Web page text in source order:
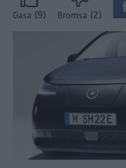
Gasa (9) Bromsa (2)